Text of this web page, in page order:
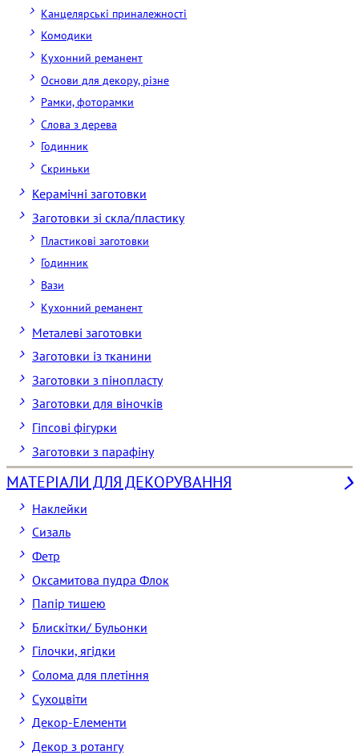
Канцелярські приналежності
Комодики
Кухонний реманент
Основи для декору, різне
Рамки, фоторамки
Слова з дерева
Годинник
Скриньки
Керамічні заготовки
Заготовки зі скла/пластику
Пластикові заготовки
Годинник
Вази
Кухонний реманент
Металеві заготовки
Заготовки із тканини
Заготовки з пінопласту
Заготовки для віночків
Гіпсові фігурки
Заготовки з парафіну
МАТЕРІАЛИ ДЛЯ ДЕКОРУВАННЯ
Наклейки
Сизаль
Фетр
Оксамитова пудра Флок
Папір тишею
Блискітки/ Бульонки
Гілочки, ягідки
Солома для плетіння
Cухоцвіти
Декор-Елементи
Декор з ротангу